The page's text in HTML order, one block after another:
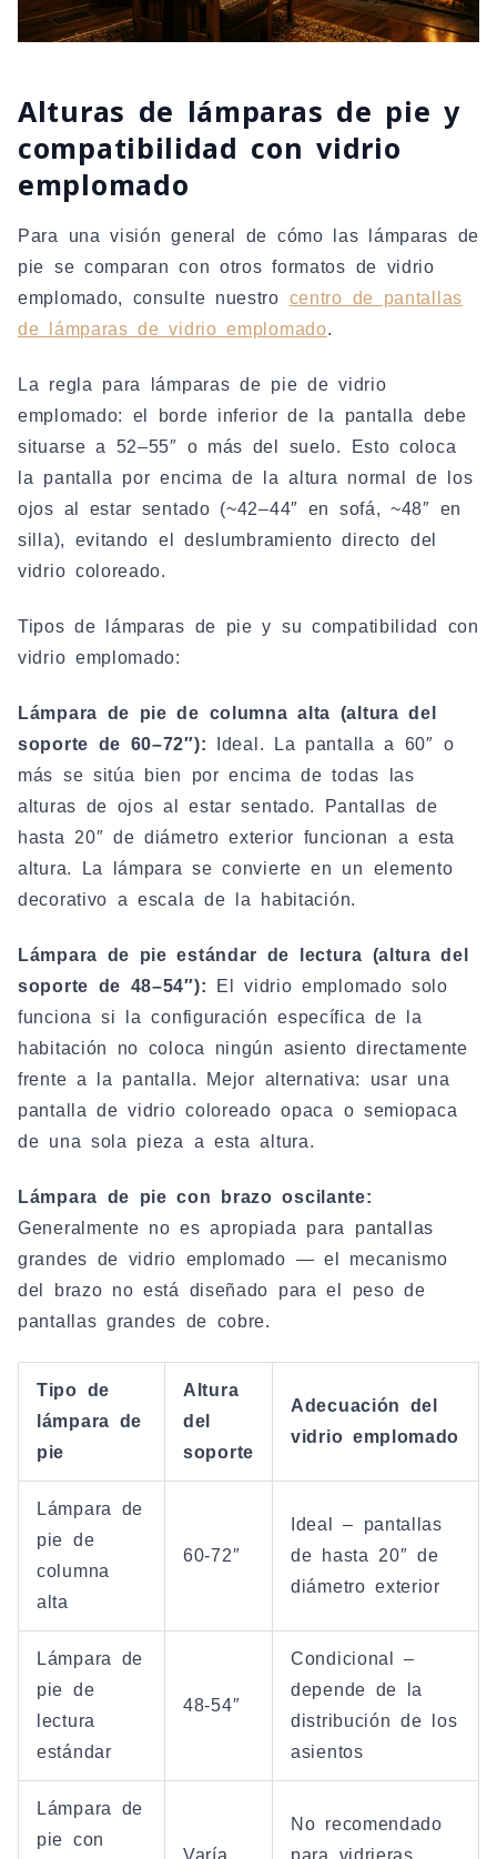
Alturas de lámparas de pie y
compatibilidad con vidrio
emplomado
Para una visión general de cómo las lámparas de
pie se comparan con otros formatos de vidrio
emplomado, consulte nuestro centro de pantallas
de lámparas de vidrio emplomado.
La regla para lámparas de pie de vidrio
emplomado: el borde inferior de la pantalla debe
situarse a 52–55″ o más del suelo. Esto coloca
la pantalla por encima de la altura normal de los
ojos al estar sentado (~42–44″ en sofá, ~48″ en
silla), evitando el deslumbramiento directo del
vidrio coloreado.
Tipos de lámparas de pie y su compatibilidad con
vidrio emplomado:
Lámpara de pie de columna alta (altura del
soporte de 60–72″): Ideal. La pantalla a 60″ o
más se sitúa bien por encima de todas las
alturas de ojos al estar sentado. Pantallas de
hasta 20″ de diámetro exterior funcionan a esta
altura. La lámpara se convierte en un elemento
decorativo a escala de la habitación.
Lámpara de pie estándar de lectura (altura del
soporte de 48–54″): El vidrio emplomado solo
funciona si la configuración específica de la
habitación no coloca ningún asiento directamente
frente a la pantalla. Mejor alternativa: usar una
pantalla de vidrio coloreado opaca o semiopaca
de una sola pieza a esta altura.
Lámpara de pie con brazo oscilante:
Generalmente no es apropiada para pantallas
grandes de vidrio emplomado — el mecanismo
del brazo no está diseñado para el peso de
pantallas grandes de cobre.
Tipo de
lámpara de
pie
Altura
del
soporte
Adecuación del
vidrio emplomado
Lámpara de
pie de
columna
alta
60-72″
Ideal – pantallas
de hasta 20″ de
diámetro exterior
Lámpara de
pie de
lectura
estándar
48-54″
Condicional –
depende de la
distribución de los
asientos
Lámpara de
pie con
Varía
No recomendado
para vidrieras